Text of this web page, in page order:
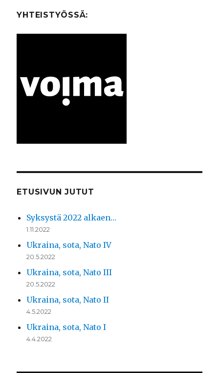
YHTEISTYÖSSÄ:
ETUSIVUN JUTUT
Syksystä 2022 alkaen…
1.11.2022
Ukraina, sota, Nato IV
20.5.2022
Ukraina, sota, Nato III
20.5.2022
Ukraina, sota, Nato II
4.5.2022
Ukraina, sota, Nato I
4.4.2022